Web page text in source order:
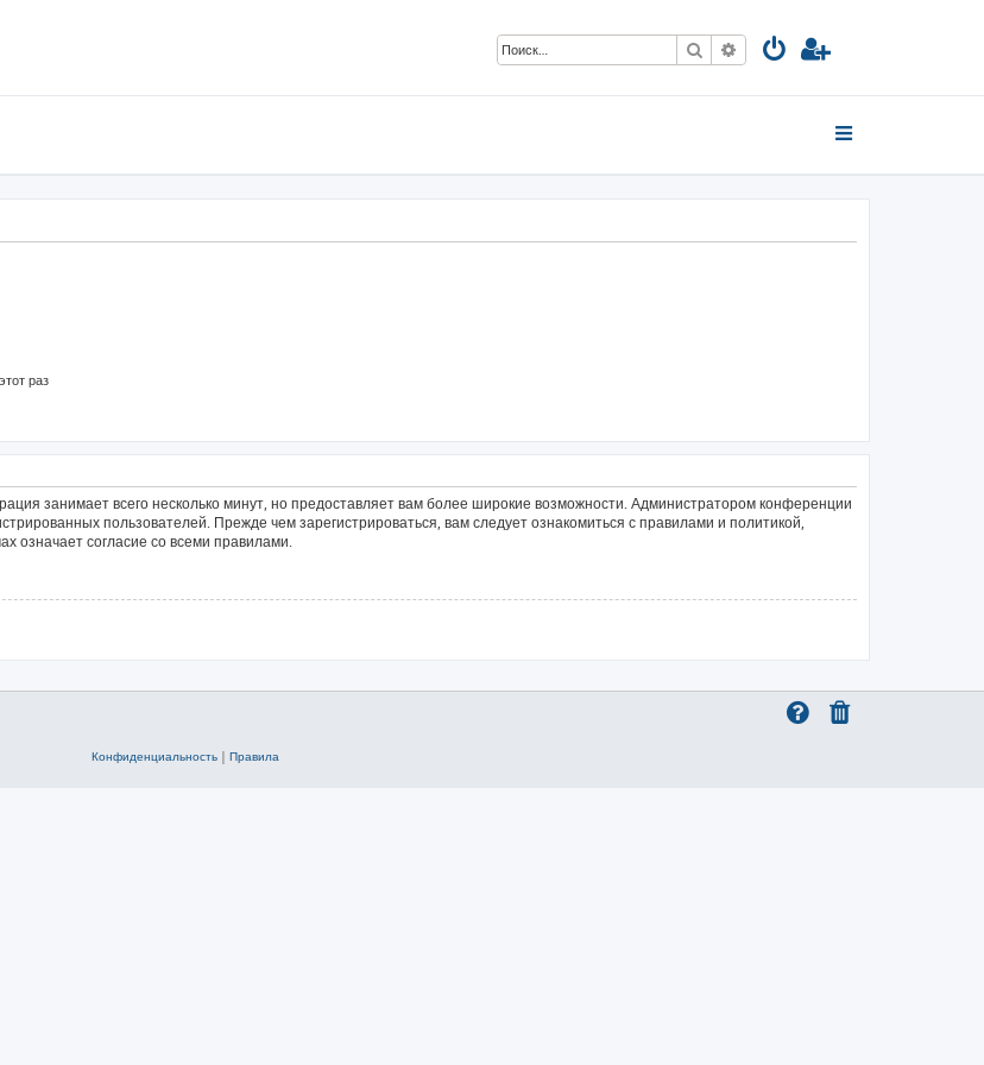
Поиск Расширенный поиск
раз
занимает всего несколько минут, но предоставляет вам более широкие возможности. Администратором конференции
пользователей. Прежде чем зарегистрироваться, вам следует ознакомиться с правилами и политикой,
означает согласие со всеми правилами.
Конфиденциальность | Правила